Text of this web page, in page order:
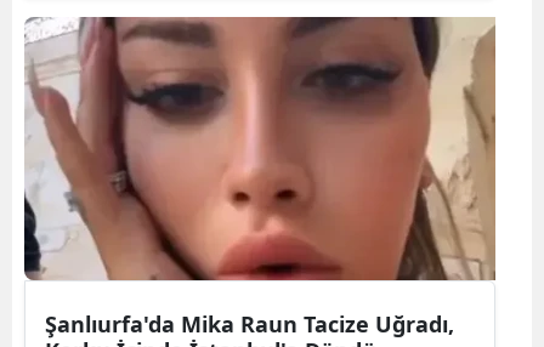
Şanlıurfa'da Mika Raun Tacize Uğradı,